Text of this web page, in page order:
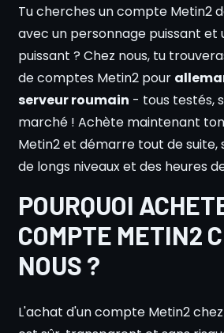
Tu cherches un compte Metin2
avec un personnage puissant et
puissant ? Chez nous, tu
de comptes Metin2 pour
serveur roumain - tous testés,
marché ! Achète maintenant
Metin2 et démarre tout de suite,
de longs niveaux et des heures
POURQUOI
COMPTE METIN2
NOUS ?
L'achat d'un compte Metin2